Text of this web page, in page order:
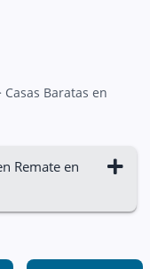
Casas Baratas en
Remate en